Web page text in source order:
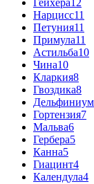
Гейхера12
Нарцисс11
Петуния11
Примула11
Астильба10
Чина10
Кларкия8
Гвоздика8
Дельфиниум
Гортензия7
Мальва6
Гербера5
Канна5
Гиацинт4
Календула4